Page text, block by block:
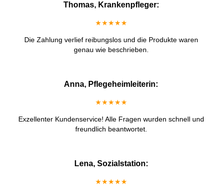
Thomas, Krankenpfleger:
★★★★★
Die Zahlung verlief reibungslos und die Produkte waren
genau wie beschrieben.
Anna, Pflegeheimleiterin:
★★★★★
Exzellenter Kundenservice! Alle Fragen wurden schnell und
freundlich beantwortet.
Lena, Sozialstation:
★★★★★